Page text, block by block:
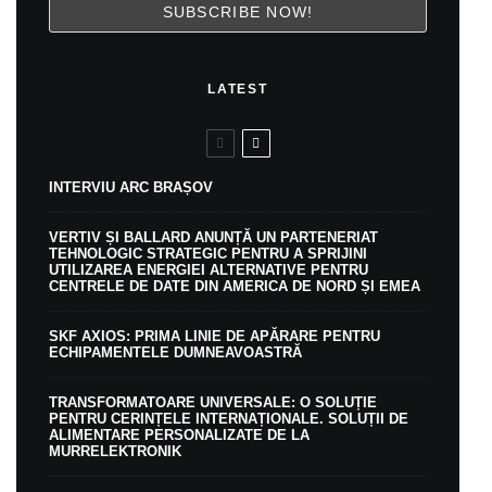
LATEST
INTERVIU ARC BRAȘOV
VERTIV ȘI BALLARD ANUNȚĂ UN PARTENERIAT
TEHNOLOGIC STRATEGIC PENTRU A SPRIJINI
UTILIZAREA ENERGIEI ALTERNATIVE PENTRU
CENTRELE DE DATE DIN AMERICA DE NORD ȘI EMEA
SKF AXIOS: PRIMA LINIE DE APĂRARE PENTRU
ECHIPAMENTELE DUMNEAVOASTRĂ
TRANSFORMATOARE UNIVERSALE: O SOLUȚIE
PENTRU CERINȚELE INTERNAȚIONALE. SOLUȚII DE
ALIMENTARE PERSONALIZATE DE LA
MURRELEKTRONIK